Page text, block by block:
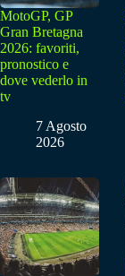
MotoGP, GP
Gran Bretagna
2026: favoriti,
pronostico e
dove vederlo in
tv
7 Agosto
2026